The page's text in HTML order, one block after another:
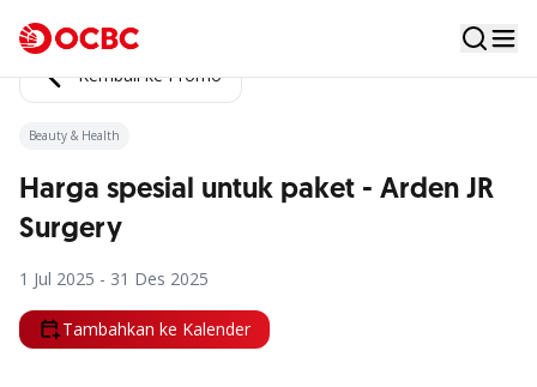
Kembali ke Promo
Beauty & Health
Harga spesial untuk paket - Arden JR
Surgery
1 Jul 2025 - 31 Des 2025
Tambahkan ke Kalender